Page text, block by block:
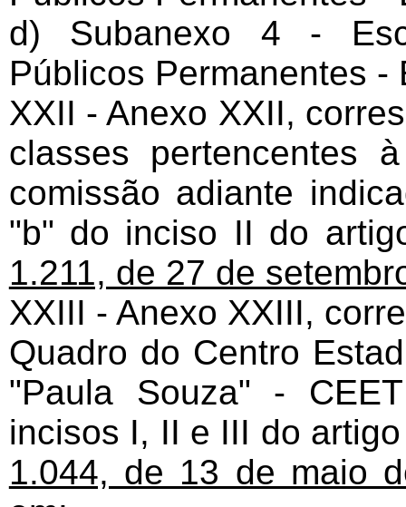
d) Subanexo 4 -
Públicos Permanentes -
XXII - Anexo XXII,
classes pertencentes
comissão adiante
"b" do inciso II do
1.211, de 27 de
XXIII - Anexo XXIII,
Quadro do Centro
"Paula Souza" -
incisos I, II e III do
1.044, de 13 de maio